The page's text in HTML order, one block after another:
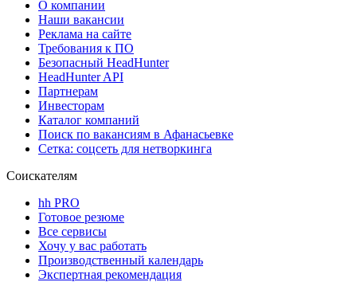
О компании
Наши вакансии
Реклама на сайте
Требования к ПО
Безопасный HeadHunter
HeadHunter API
Партнерам
Инвесторам
Каталог компаний
Поиск по вакансиям в Афанасьевке
Сетка: соцсеть для нетворкинга
Соискателям
hh PRO
Готовое резюме
Все сервисы
Хочу у вас работать
Производственный календарь
Экспертная рекомендация